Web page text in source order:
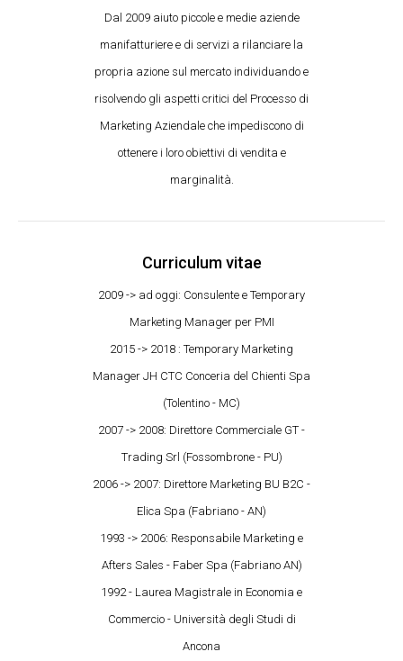
Dal 2009 aiuto piccole e medie aziende
manifatturiere e di servizi a rilanciare la
propria azione sul mercato individuando e
risolvendo gli aspetti critici del Processo di
Marketing Aziendale che impediscono di
ottenere i loro obiettivi di vendita e
marginalità.
Curriculum vitae
2009 -> ad oggi: Consulente e Temporary
Marketing Manager per PMI
2015 -> 2018 : Temporary Marketing
Manager JH CTC Conceria del Chienti Spa
(Tolentino - MC)
2007 -> 2008: Direttore Commerciale GT -
Trading Srl (Fossombrone - PU)
2006 -> 2007: Direttore Marketing BU B2C -
Elica Spa (Fabriano - AN)
1993 -> 2006: Responsabile Marketing e
Afters Sales - Faber Spa (Fabriano AN)
1992 - Laurea Magistrale in Economia e
Commercio - Università degli Studi di
Ancona